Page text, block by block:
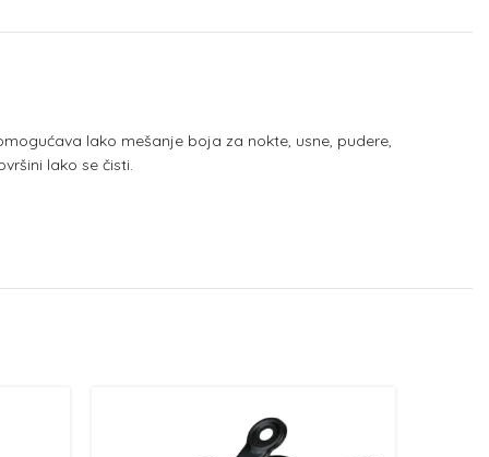
lako mešanje boja za nokte, usne, pudere,
lako se čisti.